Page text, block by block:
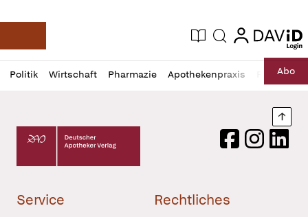
Deutsche Apotheker Zeitung
Aktuelle Ausgabe
Suche login
login
Politik Wirtschaft Pharmazie Apothekenpraxis RechtAbo
Profil
öffnen
Daz
Pur
Deutscher Apotheker Verlag Logo
FacebookInstagram
Service Rechtliches